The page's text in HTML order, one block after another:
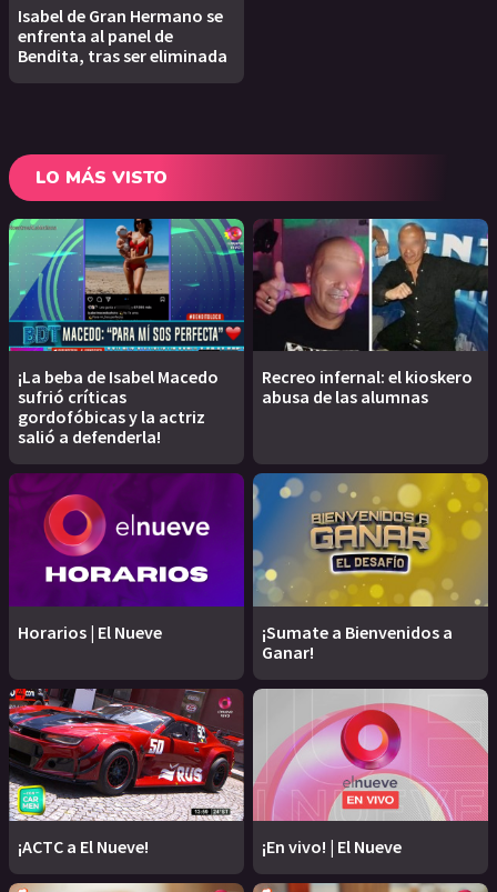
Isabel de Gran Hermano se
enfrenta al panel de
Bendita, tras ser eliminada
LO MÁS VISTO
¡La beba de Isabel Macedo
sufrió críticas
gordofóbicas y la actriz
salió a defenderla!
Recreo infernal: el kioskero
abusa de las alumnas
Horarios | El Nueve
¡Sumate a Bienvenidos a
Ganar!
¡ACTC a El Nueve! ¡En vivo! | El Nueve